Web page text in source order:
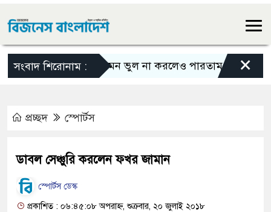
সংবাদ শিরোনাম :এমন ভুল না করলেও পারতাম : শাকিব খান
×
প্রচ্ছদ স্পোর্টস
ডাবল সেঞ্চুরি করলেন ফখর জামান
স্পোর্টস ডেস্ক
প্রকাশিত : ০৬:৪৫:০৮ অপরাহ্ন, শুক্রবার, ২০ জুলাই ২০১৮